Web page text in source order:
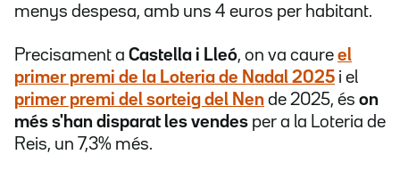
menys despesa, amb uns 4 euros per habitant.
Precisament a Castella i Lleó, on va caure el
primer premi de la Loteria de Nadal 2025 i el
primer premi del sorteig del Nen de 2025, és on
més s'han disparat les vendes per a la Loteria de
Reis, un 7,3% més.